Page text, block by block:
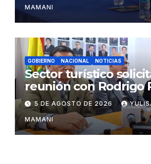
MAMANI
GOBIERNO NACIONAL NOTICIAS
Sector turístico
reunión con Rodrigo
cambios en la
del turismo
5 DE AGOSTO DE 2026
MAMANI